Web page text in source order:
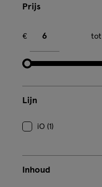
Prijs
€
tot
Lijn
iO (1)
Inhoud